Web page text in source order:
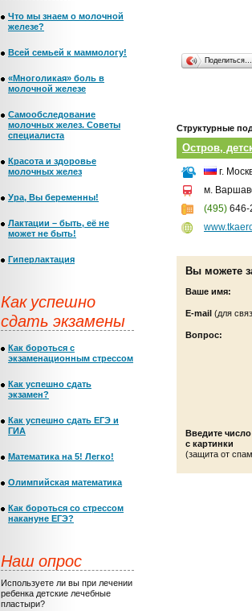
Поделиться…
Структурные
Остров,
г.
м.
(495) 646-
Вы можете
Ваше имя:
Е-mail (для
Вопрос:
Введите число
с картинки
(защита от
Что мы знаем о молочной
железе?
Всей семьей к маммологу!
«Многоликая» боль в
молочной железе
Самообследование
молочных желез. Советы
специалиста
Красота и здоровье
молочных желез
Ура, Вы беременны!
Лактации – быть, её не
может не быть!
Гиперлактация
Как успешно
сдать экзамены
Как бороться с
экзаменационным стрессом
Как успешно сдать
экзамен?
Как успешно сдать ЕГЭ и
ГИА
Математика на 5! Легко!
Олимпийская математика
Как бороться со стрессом
накануне ЕГЭ?
Наш опрос
Используете ли вы при лечении
ребенка детские лечебные
пластыри?